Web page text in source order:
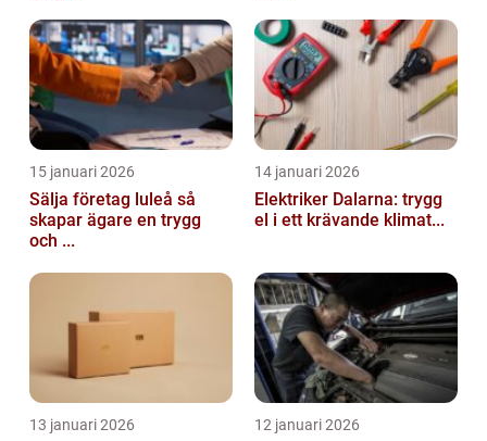
15 januari 2026
Sälja företag luleå så
skapar ägare en trygg
och ...
14 januari 2026
Elektriker Dalarna: trygg
el i ett krävande klimat...
13 januari 2026 12 januari 2026